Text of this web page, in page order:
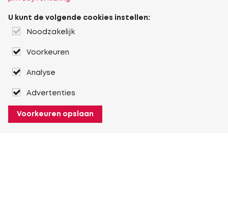
U kunt de volgende cookies instellen:
Noodzakelijk
Voorkeuren
Analyse
Advertenties
Voorkeuren opslaan